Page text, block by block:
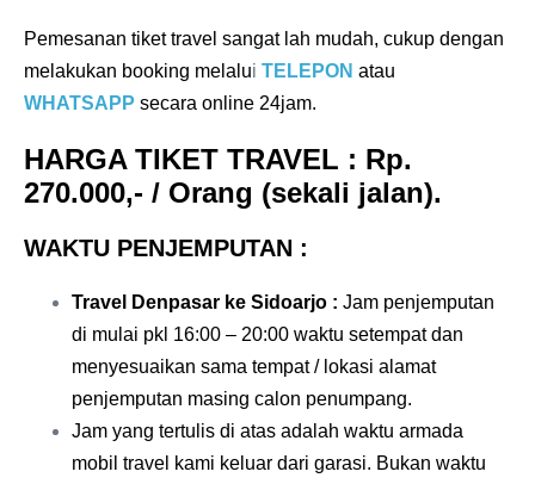
Pemesanan tiket travel sangat lah mudah, cukup dengan
melakukan booking melalui TELEPON atau
WHATSAPP secara online 24jam.
HARGA TIKET TRAVEL : Rp.
270.000,- / Orang (sekali jalan).
WAKTU PENJEMPUTAN :
Travel Denpasar ke Sidoarjo : Jam penjemputan
di mulai pkl 16:00 – 20:00 waktu setempat dan
menyesuaikan sama tempat / lokasi alamat
penjemputan masing calon penumpang.
Jam yang tertulis di atas adalah waktu armada
mobil travel kami keluar dari garasi. Bukan waktu